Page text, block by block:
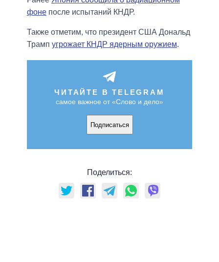
фоне после испытаний КНДР.
Также отметим, что президент США Дональд
Трамп угрожает КНДР ядерным оружием.
ЧИТАЙТЕ В TELEGRAM
самое важное от «Слово и дело»
Подписаться
Поделиться: